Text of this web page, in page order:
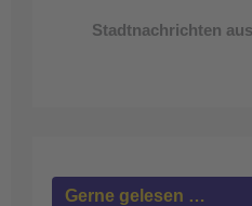
Stadtnachrichten
Gerne gelesen …